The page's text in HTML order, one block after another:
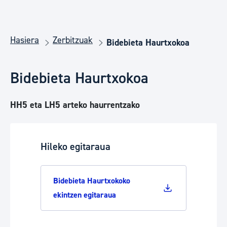
Hasiera Zerbitzuak Bidebieta Haurtxokoa
Bidebieta Haurtxokoa
HH5 eta LH5 arteko haurrentzako
Hileko egitaraua
Bidebieta Haurtxokoko
ekintzen egitaraua